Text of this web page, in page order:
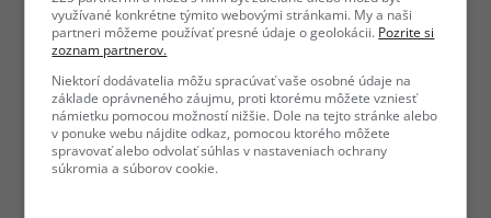
využívané konkrétne týmito webovými stránkami. My a naši
partneri môžeme používať presné údaje o geolokácii. Pozrite si
zoznam partnerov.
Niektorí dodávatelia môžu spracúvať vaše osobné údaje na
základe oprávneného záujmu, proti ktorému môžete vzniesť
námietku pomocou možností nižšie. Dole na tejto stránke alebo
v ponuke webu nájdite odkaz, pomocou ktorého môžete
spravovať alebo odvolať súhlas v nastaveniach ochrany
súkromia a súborov cookie.